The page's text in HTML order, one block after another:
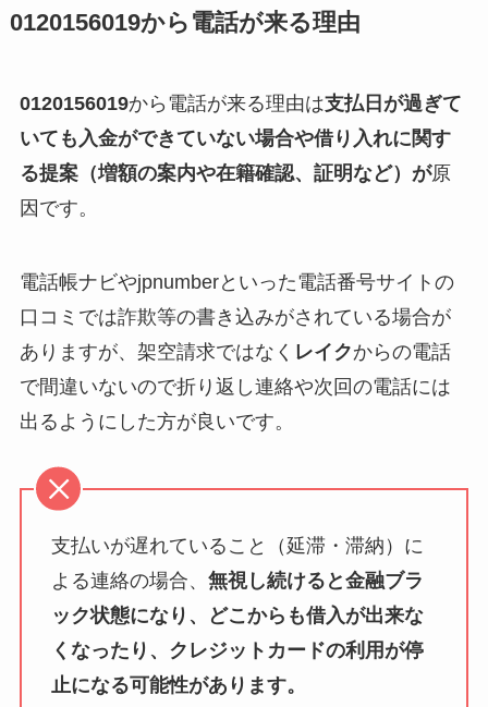
0120156019から電話が来る理由
0120156019から電話が来る理由は支払日が過ぎて
いても入金ができていない場合や借り入れに関す
る提案（増額の案内や在籍確認、証明など）が原
因です。
電話帳ナビやjpnumberといった電話番号サイトの
口コミでは詐欺等の書き込みがされている場合が
ありますが、架空請求ではなく レイクからの電話
で間違いないので折り返し連絡や次回の電話には
出るようにした方が良いです。
支払いが遅れていること（延滞・滞納）に
よる連絡の場合、 無視し続けると金融ブラ
ック状態になり、どこからも借入が出来な
くなったり、クレジットカードの利用が停
止になる可能性があります。